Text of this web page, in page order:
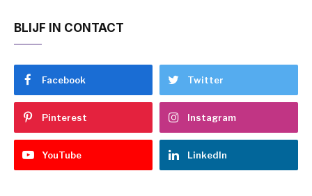
BLIJF IN CONTACT
Facebook Twitter
Pinterest Instagram
YouTube LinkedIn